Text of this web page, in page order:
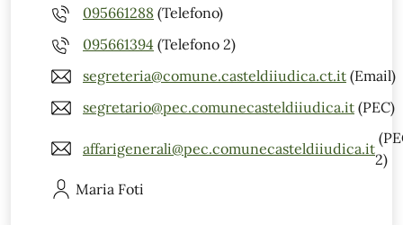
095661288 (Telefono)
095661394 (Telefono 2)
segreteria@comune.casteldiiudica.ct.it (Email)
segretario@pec.comunecasteldiiudica.it (PEC)
affarigenerali@pec.comunecasteldiiudica.it
2)
Maria Foti